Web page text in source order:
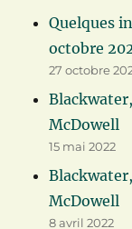
Quelques
octobre
27 octobre
McDowell
15 mai 2022
McDowell
8 avril 2022